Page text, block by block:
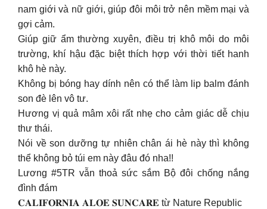
nam giới và nữ giới, giúp đôi môi trở nên mềm mại và
gợi cảm.
Giúp giữ ẩm thường xuyên, điều trị khô môi do môi
trường, khí hậu đặc biệt thích hợp với thời tiết hanh
khô hè này.
Không bị bóng hay dính nên có thể làm lip balm đánh
son đè lên vô tư.
Hương vị quả mâm xôi rất nhẹ cho cảm giác dễ chịu
thư thái.
Nói về son dưỡng tự nhiên chân ái hè này thì không
thể không bỏ túi em này đâu đó nha!!
Lương #5TR vẫn thoả sức sắm Bộ đôi chống nắng
đình đám
𝐂𝐀𝐋𝐈𝐅𝐎𝐑𝐍𝐈𝐀 𝐀𝐋𝐎𝐄 𝐒𝐔𝐍𝐂𝐀𝐑𝐄 từ Nature Republic